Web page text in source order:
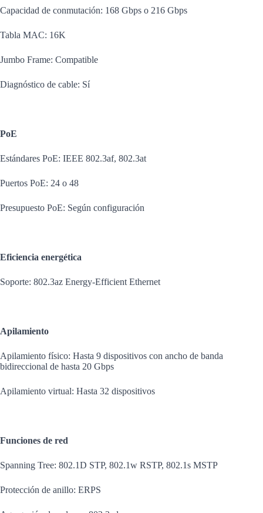
Capacidad de conmutación: 168 Gbps o 216 Gbps
Tabla MAC: 16K
Jumbo Frame: Compatible
Diagnóstico de cable: Sí
PoE
Estándares PoE: IEEE 802.3af, 802.3at
Puertos PoE: 24 o 48
Presupuesto PoE: Según configuración
Eficiencia energética
Soporte: 802.3az Energy-Efficient Ethernet
Apilamiento
Apilamiento físico: Hasta 9 dispositivos con ancho de banda
bidireccional de hasta 20 Gbps
Apilamiento virtual: Hasta 32 dispositivos
Funciones de red
Spanning Tree: 802.1D STP, 802.1w RSTP, 802.1s MSTP
Protección de anillo: ERPS